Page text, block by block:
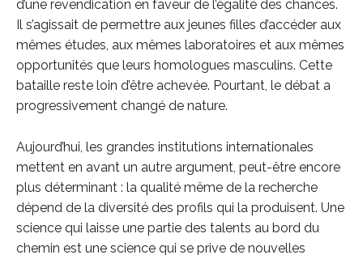
d’une revendication en faveur de l’égalité des chances.
Il s’agissait de permettre aux jeunes filles d’accéder aux
mêmes études, aux mêmes laboratoires et aux mêmes
opportunités que leurs homologues masculins. Cette
bataille reste loin d’être achevée. Pourtant, le débat a
progressivement changé de nature.
Aujourd’hui, les grandes institutions internationales
mettent en avant un autre argument, peut-être encore
plus déterminant : la qualité même de la recherche
dépend de la diversité des profils qui la produisent. Une
science qui laisse une partie des talents au bord du
chemin est une science qui se prive de nouvelles